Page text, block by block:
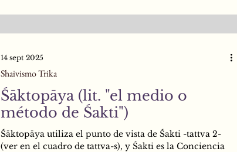
la persona se encuentra totalmente identificada c
Śāktopāya (lit. "el medio o
método de Śakti")
Śāktopāya utiliza el punto de vista de Śakti -tattva 2-
(ver en el cuadro de tattva-s), y Śakti es la Conciencia
Shaivismo Trika
14 sept 2025